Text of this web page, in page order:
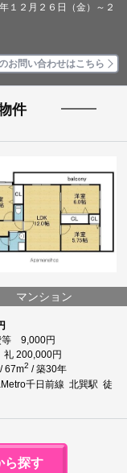
１２月２６日（金）～２
お問い合わせはこちら
件
マンション
等 9,000円
200,000円
67m2 / 築30年
千日前線 北巽駅 徒
ら探す